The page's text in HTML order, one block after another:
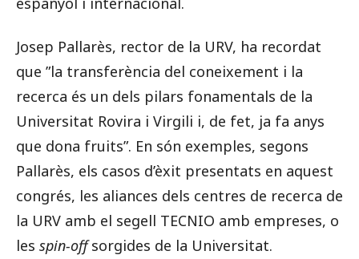
Josep Pallarès, rector de la URV, ha recordat
que ”la transferència del coneixement i la
recerca és un dels pilars fonamentals de la
Universitat Rovira i Virgili i, de fet, ja fa anys
que dona fruits”. En són exemples, segons
Pallarès, els casos d’èxit presentats en aquest
congrés, les aliances dels centres de recerca de
la URV amb el segell TECNIO amb empreses, o
les spin-offsorgides de la Universitat.